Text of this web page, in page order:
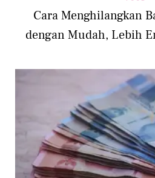
Cara Menghilangkan
dengan Mudah, Lebih